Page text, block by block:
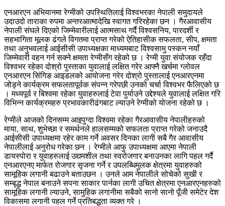
एनआरएन अभियानमा रेग्मीको उपस्थितिलाई विश्वभरका नेपाली समुदायले
उदाउदो ताराका रुपमा अन्तरआत्मादेखि स्वागत गरिरहेका छन । गैरआवासीय
नेपाली संघले दिएको जिम्मेवारीलाई आत्मसाथ गर्दै विश्वसनिय, पारदर्शी र
सहभागिता मूलक ढंगले विगतमा प्राप्त गरेको ऐतिहासीक सफलता, सीप, क्षमता
तथा अनुभवलाई आईसीसी उपाध्यक्षका माध्यमबाट विश्वसामु पस्कन नयाँ
जिम्मेवारी वहन गर्न सक्ने क्षमता रेग्मीसँग रहेको छ । रेग्मी युवा संयोजक रहँदा
विश्वभर रहेका दोश्रो पुस्ताका युवालाई लक्षित गरेर आफ्नै खर्चमा ग्लोवल
एनआरएन सिंगिङ आइडलको आयोजना गरेर दोश्रो पुस्तालाई एनआरएनमा
जोड्ने कार्यक्रम सफलतापूर्वक संपन्न गरेपछी उनको चर्चा विश्वभर फैलिएको छ
। मध्यपूर्व र बिश्वमा रहेका युवाहरुलाई टेवा पुर्याउने उद्देश्यले युवालाई लक्षित गरि
विभिन्न कार्यक्रमहरु प्रभावकारीढंगबाट ल्याउने रेग्मीको योजना रहेको छ ।
रेग्मीले आजको दिनसम्म आइपुग्दा विश्वमा रहेका गैरआवासीय नेपालीहरुको
माया, साथ, शुभेच्छा र समर्थनले हालसम्मको सफलता प्राप्त गरेको जनाउदै
आईसीसी उपाध्यक्षमा रहेर काम गर्ने अवसर दिनका लागी सबै गैर आवासीय
नेपालीलाई अनुरोध गरेका छन । रेग्मीले आफु उपाध्यक्षमा आएमा नेपाली
डायस्पोरा र युवाहरुलाई उद्यमशील तथा स्वरोजगार बनाउनका लागि पहल गर्दै
एनआरएनए मार्फत रोजगार सृजना गर्ने र उपलब्धिमुलक क्षेत्रमा युवाहरुको
सामूहिक लगानी बढाउने बताउछन । उनले आम नेपालीले सोचेको सुखी र
सम्बृद्ध नेपाल बनाउने सपना साकार पार्नका लागी उचित क्षेत्रमा एनआरएनहरुको
सामूहिक लगानी ल्याउने, सामुहिक लगानीमा सबैको सानो सानो पूँजी समेटेर देश
विकासमा लगानी पहल गर्ने प्रतिबद्धता व्यक्त गरे ।